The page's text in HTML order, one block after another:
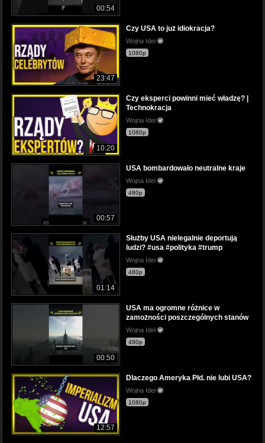
00:54
23:47
Czy USA to już idiokracja?
Wojna Idei
1080p
10:20
Czy eksperci powinni mieć władzę? |
Technokracja
Wojna Idei
1080p
00:57
USA bombardowało neutralne kraje
Wojna Idei
480p
01:14
Służby USA nielegalnie deportują
ludzi? #usa #polityka #trump
Wojna Idei
480p
00:50
USA ma ogromne różnice w
zamożności poszczególnych stanów
Wojna Idei
480p
12:57
Dlaczego Ameryka Płd. nie lubi USA?
Wojna Idei
1080p